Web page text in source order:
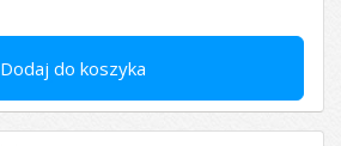
Dodaj do koszyka